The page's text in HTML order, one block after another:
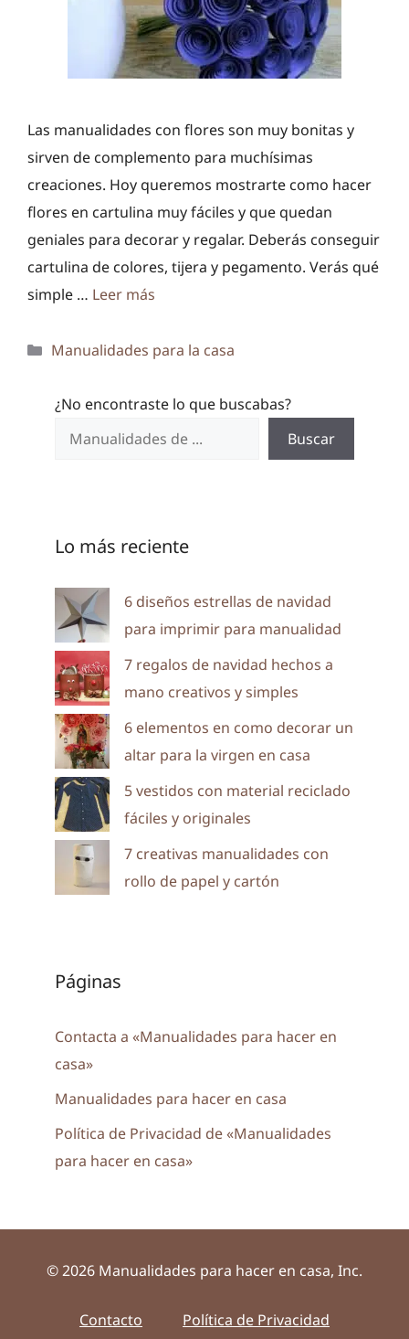
Las manualidades con flores son muy bonitas y
sirven de complemento para muchísimas
creaciones. Hoy queremos mostrarte como hacer
flores en cartulina muy fáciles y que quedan
geniales para decorar y regalar. Deberás conseguir
cartulina de colores, tijera y pegamento. Verás qué
simple … Leer más
Categorías
Manualidades para la casa
¿No encontraste lo que buscabas?
Buscar
Lo más reciente
6 diseños estrellas de navidad
para imprimir para manualidad
7 regalos de navidad hechos a
mano creativos y simples
6 elementos en como decorar un
altar para la virgen en casa
5 vestidos con material reciclado
fáciles y originales
7 creativas manualidades con
rollo de papel y cartón
Páginas
Contacta a «Manualidades para hacer en
casa»
Manualidades para hacer en casa
Política de Privacidad de «Manualidades
para hacer en casa»
© 2026 Manualidades para hacer en casa, Inc.
Contacto Política de Privacidad